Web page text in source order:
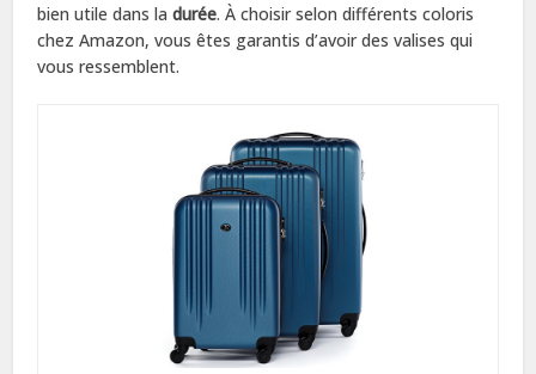
bien utile dans ladurée. À choisir selon différents coloris
chez Amazon, vous êtes garantis d’avoir des valises qui
vous ressemblent.